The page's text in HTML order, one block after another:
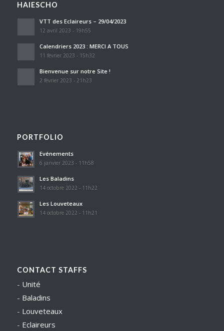
HAIESCHO
VTT des Eclaireurs – 29/04/2023
12 avril 2023 - 19h55
Calendriers 2023 : MERCI A TOUS
11 février 2023 - 15h32
Bienvenue sur notre Site !
2 février 2023 - 21h23
PORTFOLIO
Evénements
6 janvier 2023 - 11h58
Les Baladins
14 octobre 2022 - 11h22
Les Louveteaux
14 octobre 2022 - 11h21
CONTACT STAFFS
- Unité
- Baladins
- Louveteaux
- Eclaireurs